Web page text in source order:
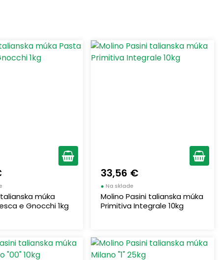
múka
e Gnocchi 1kg
33,56 €
● Na sklade
Molino Pasini talianska múka
Primitiva Integrale 10kg